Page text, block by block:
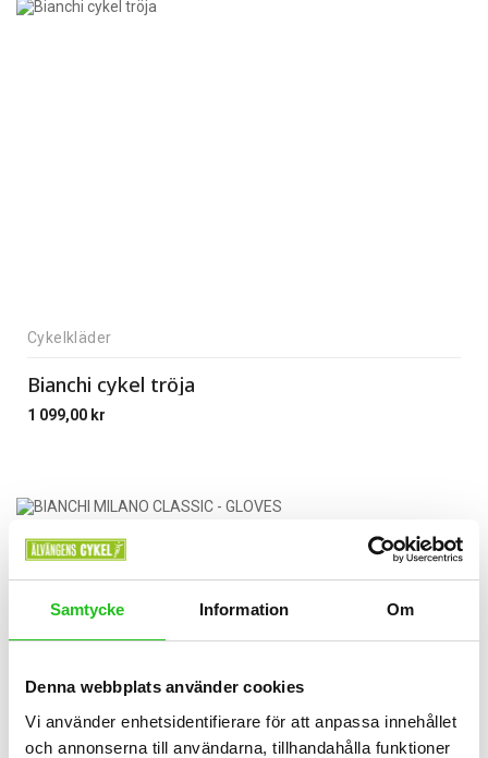
Samtycke Information Om
Denna webbplats använder cookies
Vi använder enhetsidentifierare för att anpassa innehållet
och annonserna till användarna, tillhandahålla funktioner
Cykelkläder
Bianchi cykel tröja
1 099,00 kr